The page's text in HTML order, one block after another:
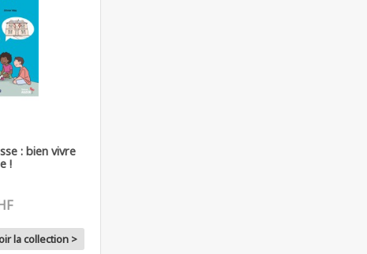
: bien vivre
!
la collection >